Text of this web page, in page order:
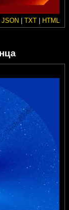
JSON | TXT | HTML